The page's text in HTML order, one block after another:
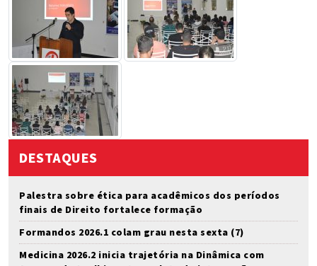
DESTAQUES
Palestra sobre ética para acadêmicos dos períodos
finais de Direito fortalece formação
Formandos 2026.1 colam grau nesta sexta (7)
Medicina 2026.2 inicia trajetória na Dinâmica com